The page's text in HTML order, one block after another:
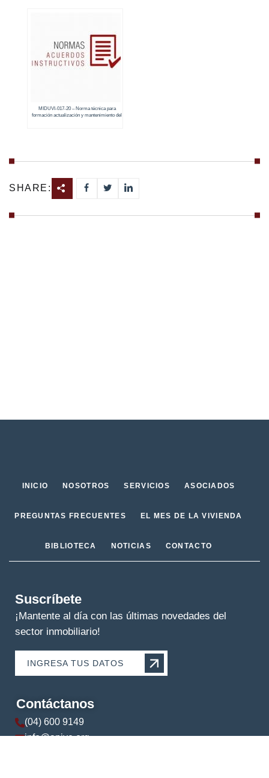
MIDUVI-017-20 – Norma técnica para
formación actualización y mantenimiento del
SHARE:
INICIO NOSOTROS SERVICIOS ASOCIADOS
PREGUNTAS FRECUENTES EL MES DE LA VIVIENDA
BIBLIOTECA NOTICIAS CONTACTO
Suscríbete
¡Mantente al día con las últimas novedades del
sector inmobiliario!
INGRESA TUS DATOS
Contáctanos
(04) 600 9149
info@apive.org